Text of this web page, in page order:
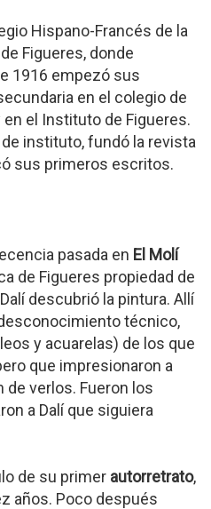
Hispano-Francés de la
Figueres, donde
1916 empezó sus
en el colegio de
el Instituto de Figueres.
instituto, fundó la revista
sus primeros escritos.
pasada en El Molí
de Figueres propiedad de
descubrió la pintura. Allí
técnico,
y acuarelas) de los que
que impresionaron a
verlos. Fueron los
a Dalí que siguiera
de su primer autorretrato,
años. Poco después